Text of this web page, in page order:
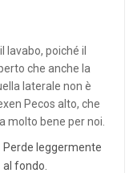
lavabo, poiché il
che anche la
laterale non è
Pecos alto, che
molto bene per noi.
Perde leggermente
al fondo.